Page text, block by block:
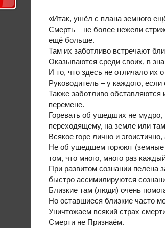
«Итак, ушёл с плана земного
Смерть – не более нежели
ещё больше.
Там их заботливо встречают
Оказываются среди своих, в
И то, что здесь не отличало их
Руководитель – у каждого,
Также заботливо обставляются
перемене.
Горевать об ушедших не мудро,
переходящему, на земле или
Всякое горе лично и
Не об ушедшем горюют (земные
том, что много, много раз
При развитом сознании пелена
быстро ассимилируются
Близкие там (люди) очень
Но оставшиеся близкие часто
Уничтожаем всякий страх
Смерти не Признаём.